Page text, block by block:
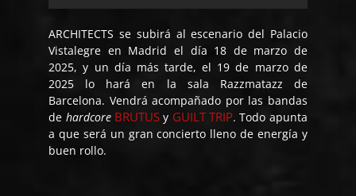
ARCHITECTS se subirá al escenario del Palacio
Vistalegre en Madrid el día 18 de marzo de
2025, y un día más tarde, el 19 de marzo de
2025 lo hará en la sala Razzmatazz de
Barcelona. Vendrá acompañado por las bandas
de hardcore BRUTUSy GUILT TRIP. Todo apunta
a que será un gran concierto lleno de energía y
buen rollo.